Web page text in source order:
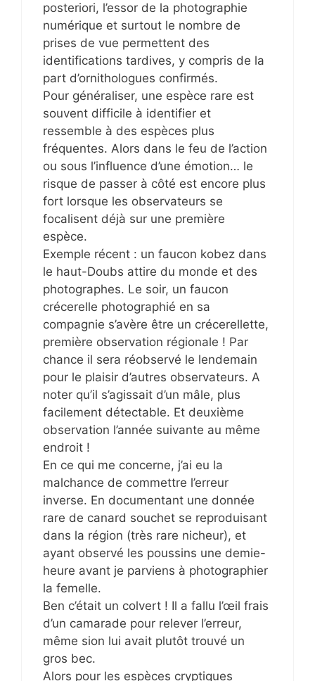
posteriori, l’essor de la photographie
numérique et surtout le nombre de
prises de vue permettent des
identifications tardives, y compris de la
part d’ornithologues confirmés.
Pour généraliser, une espèce rare est
souvent difficile à identifier et
ressemble à des espèces plus
fréquentes. Alors dans le feu de l’action
ou sous l’influence d’une émotion… le
risque de passer à côté est encore plus
fort lorsque les observateurs se
focalisent déjà sur une première
espèce.
Exemple récent : un faucon kobez dans
le haut-Doubs attire du monde et des
photographes. Le soir, un faucon
crécerelle photographié en sa
compagnie s’avère être un crécerellette,
première observation régionale ! Par
chance il sera réobservé le lendemain
pour le plaisir d’autres observateurs. A
noter qu’il s’agissait d’un mâle, plus
facilement détectable. Et deuxième
observation l’année suivante au même
endroit !
En ce qui me concerne, j’ai eu la
malchance de commettre l’erreur
inverse. En documentant une donnée
rare de canard souchet se reproduisant
dans la région (très rare nicheur), et
ayant observé les poussins une demie-
heure avant je parviens à photographier
la femelle.
Ben c’était un colvert ! Il a fallu l’œil frais
d’un camarade pour relever l’erreur,
même sion lui avait plutôt trouvé un
gros bec.
Alors pour les espèces cryptiques